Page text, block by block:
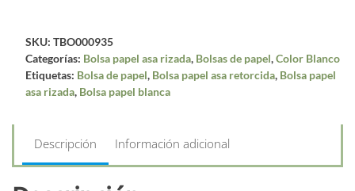
con
asa
rizada
cm
SKU: TBO000935
Categorías: Bolsa papel asa rizada, Bolsas de papel,Color Blanco
Etiquetas: Bolsa de papel, Bolsa papel asa retorcida, Bolsa papel
asa rizada, Bolsa papel blanca
Descripción Información adicional